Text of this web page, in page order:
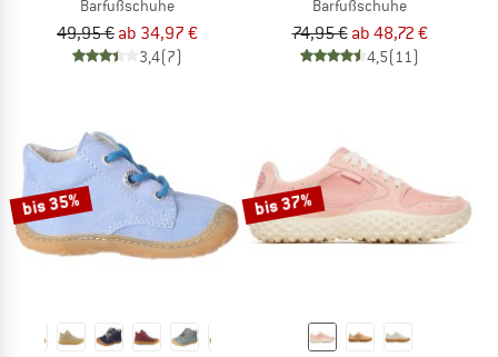
Barfußschuhe
49,95 € ab 34,97 €
3,4(7)
Barfußschuhe
74,95 € ab 48,72 €
4,5(11)
bis 35% bis 37%